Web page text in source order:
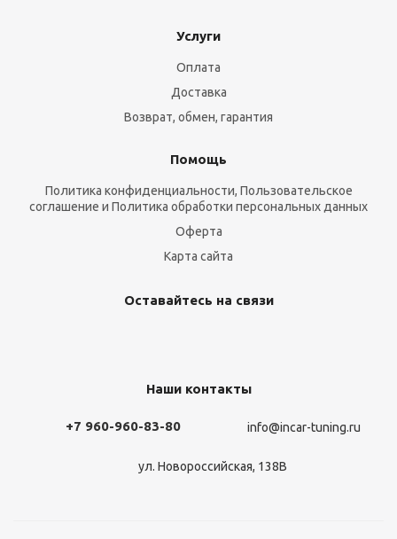
Услуги
Оплата
Доставка
Возврат, обмен, гарантия
Помощь
Политика конфиденциальности, Пользовательское
соглашение и Политика обработки персональных данных
Оферта
Карта сайта
Оставайтесь на связи
Наши контакты
+7 960-960-83-80 info@incar-tuning.ru
ул. Новороссийская, 138В